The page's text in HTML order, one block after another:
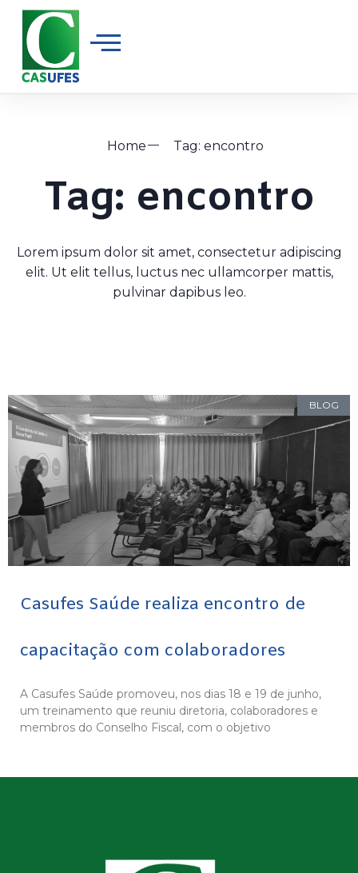
Home Tag: encontro
Tag: encontro
Lorem ipsum dolor sit amet, consectetur adipiscing
elit. Ut elit tellus, luctus nec ullamcorper mattis,
pulvinar dapibus leo.
BLOG
Casufes Saúde realiza encontro de
capacitação com colaboradores
A Casufes Saúde promoveu, nos dias 18 e 19 de junho,
um treinamento que reuniu diretoria, colaboradores e
membros do Conselho Fiscal, com o objetivo